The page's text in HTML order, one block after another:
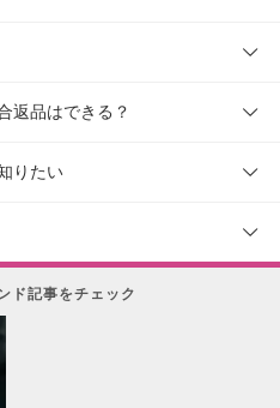
返品はできる？
りたい
ド記事をチェック